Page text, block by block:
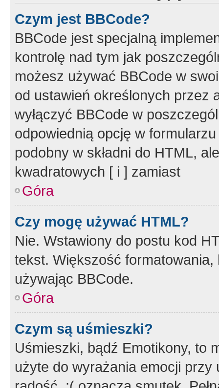
Czym jest BBCode?
BBCode jest specjalną
kontrolę nad tym jak
możesz używać BBCode w
od ustawień określonych przez
wyłączyć BBCode w
odpowiednią opcję w
podobny w składni do HTML,
kwadratowych [ i ] zamiast
Góra
Czy mogę używać HTML?
Nie. Wstawiony do postu kod
tekst. Większość
używając BBCode.
Góra
Czym są uśmieszki?
Uśmieszki, bądź Emotikony, to
użyte do wyrażania emocji